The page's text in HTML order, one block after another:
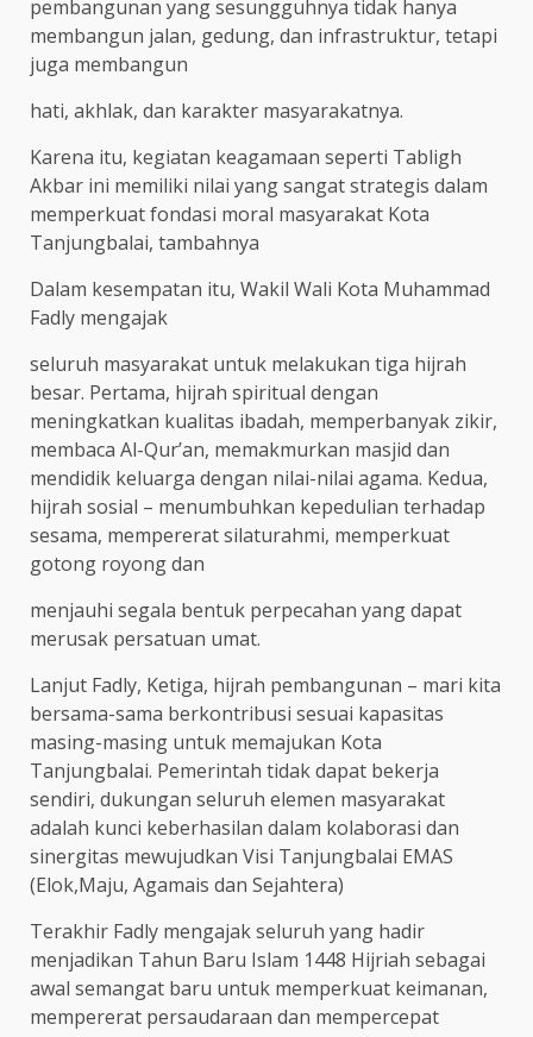
pembangunan yang sesungguhnya tidak hanya
membangun jalan, gedung, dan infrastruktur, tetapi
juga membangun
hati, akhlak, dan karakter masyarakatnya.
Karena itu, kegiatan keagamaan seperti Tabligh
Akbar ini memiliki nilai yang sangat strategis dalam
memperkuat fondasi moral masyarakat Kota
Tanjungbalai, tambahnya
Dalam kesempatan itu, Wakil Wali Kota Muhammad
Fadly mengajak
seluruh masyarakat untuk melakukan tiga hijrah
besar. Pertama, hijrah spiritual dengan
meningkatkan kualitas ibadah, memperbanyak zikir,
membaca Al-Qur’an, memakmurkan masjid dan
mendidik keluarga dengan nilai-nilai agama. Kedua,
hijrah sosial – menumbuhkan kepedulian terhadap
sesama, mempererat silaturahmi, memperkuat
gotong royong dan
menjauhi segala bentuk perpecahan yang dapat
merusak persatuan umat.
Lanjut Fadly, Ketiga, hijrah pembangunan – mari kita
bersama-sama berkontribusi sesuai kapasitas
masing-masing untuk memajukan Kota
Tanjungbalai. Pemerintah tidak dapat bekerja
sendiri, dukungan seluruh elemen masyarakat
adalah kunci keberhasilan dalam kolaborasi dan
sinergitas mewujudkan Visi Tanjungbalai EMAS
(Elok,Maju, Agamais dan Sejahtera)
Terakhir Fadly mengajak seluruh yang hadir
menjadikan Tahun Baru Islam 1448 Hijriah sebagai
awal semangat baru untuk memperkuat keimanan,
mempererat persaudaraan dan mempercepat